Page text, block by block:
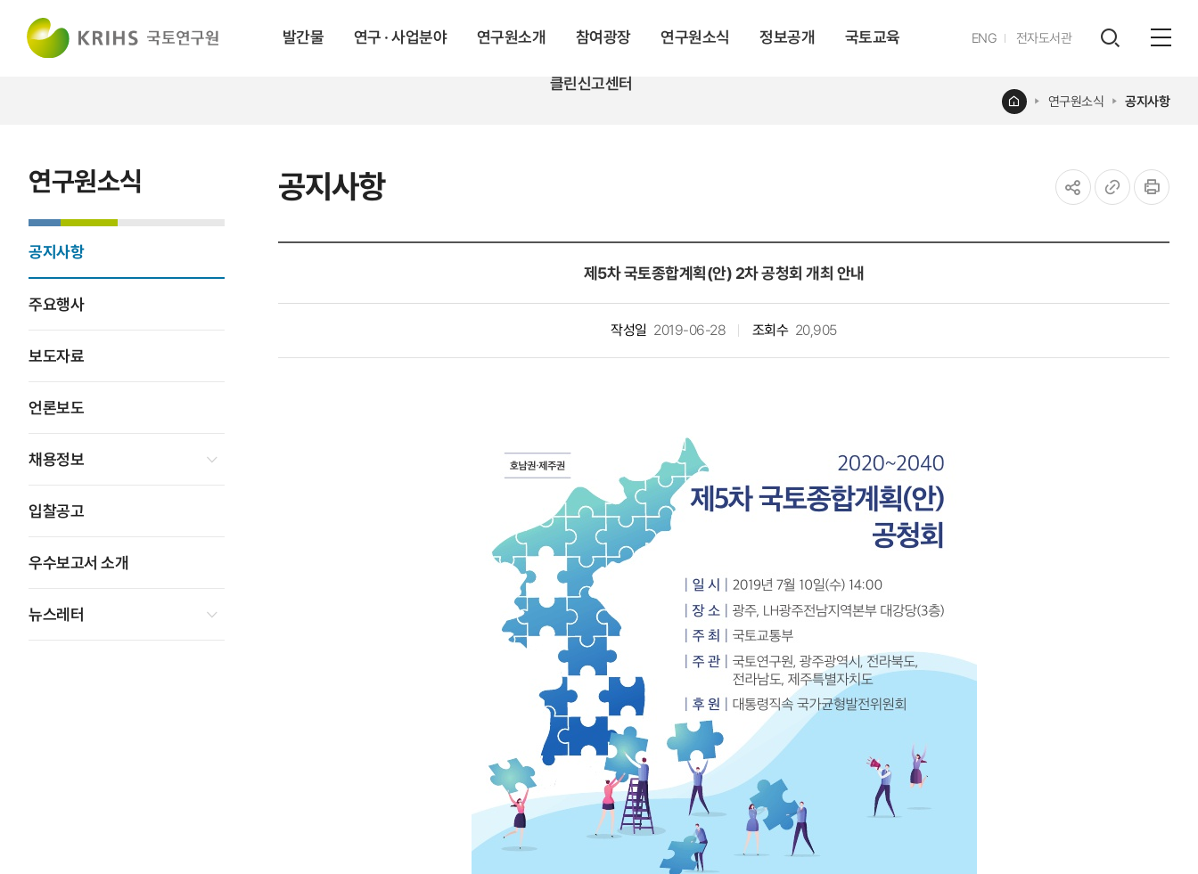
발간물 연구 · 사업분야 연구원소개 참여광장 연구원소식 정보공개 국토교육
클린신고센터
ENG영문전자도서관
레이어
공지사항
홈 연구원소식 공지사항
연구원소식
공지사항
주요행사
보도자료
언론보도
채용정보
입찰공고
우수보고서 소개
뉴스레터
제5차 국토종합계획(안) 2차 공청회 개최 안내
작성일 2019-06-28 조회수 20,905